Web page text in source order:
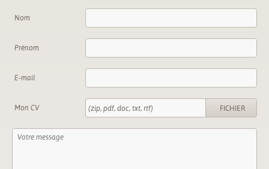
Nom
Prénom
E-mail
Mon CV (zip, pdf, doc, txt, rtf) FICHIER